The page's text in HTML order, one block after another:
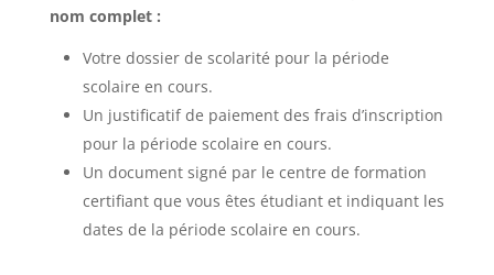
nom complet :
Votre dossier de scolarité pour la période
scolaire en cours.
Un justificatif de paiement des frais d’inscription
pour la période scolaire en cours.
Un document signé par le centre de formation
certifiant que vous êtes étudiant et indiquant les
dates de la période scolaire en cours.